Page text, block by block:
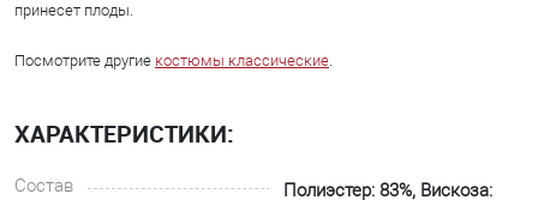
принесет плоды.
Посмотрите другие костюмы классические.
ХАРАКТЕРИСТИКИ:
Состав
Полиэстер: 83%, Вискоза: